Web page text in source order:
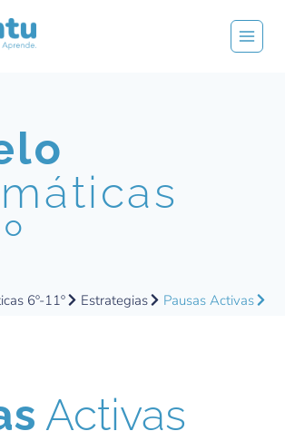
6º-11º Estrategias Pausas Activas
Activas